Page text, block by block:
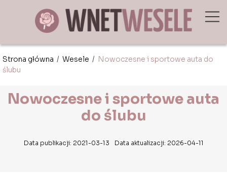
Strona główna / Wesele / Nowoczesne i sportowe auta do
ślubu
Nowoczesne i sportowe auta
do ślubu
Data publikacji: 2021-03-13 Data aktualizacji: 2026-04-11